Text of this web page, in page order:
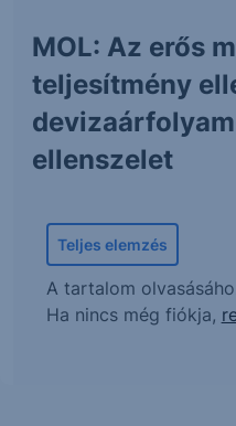
MOL: Az erős
teljesítmény
ellenszelet
Teljes elemzés
A tartalom
Ha nincs még fiókja,